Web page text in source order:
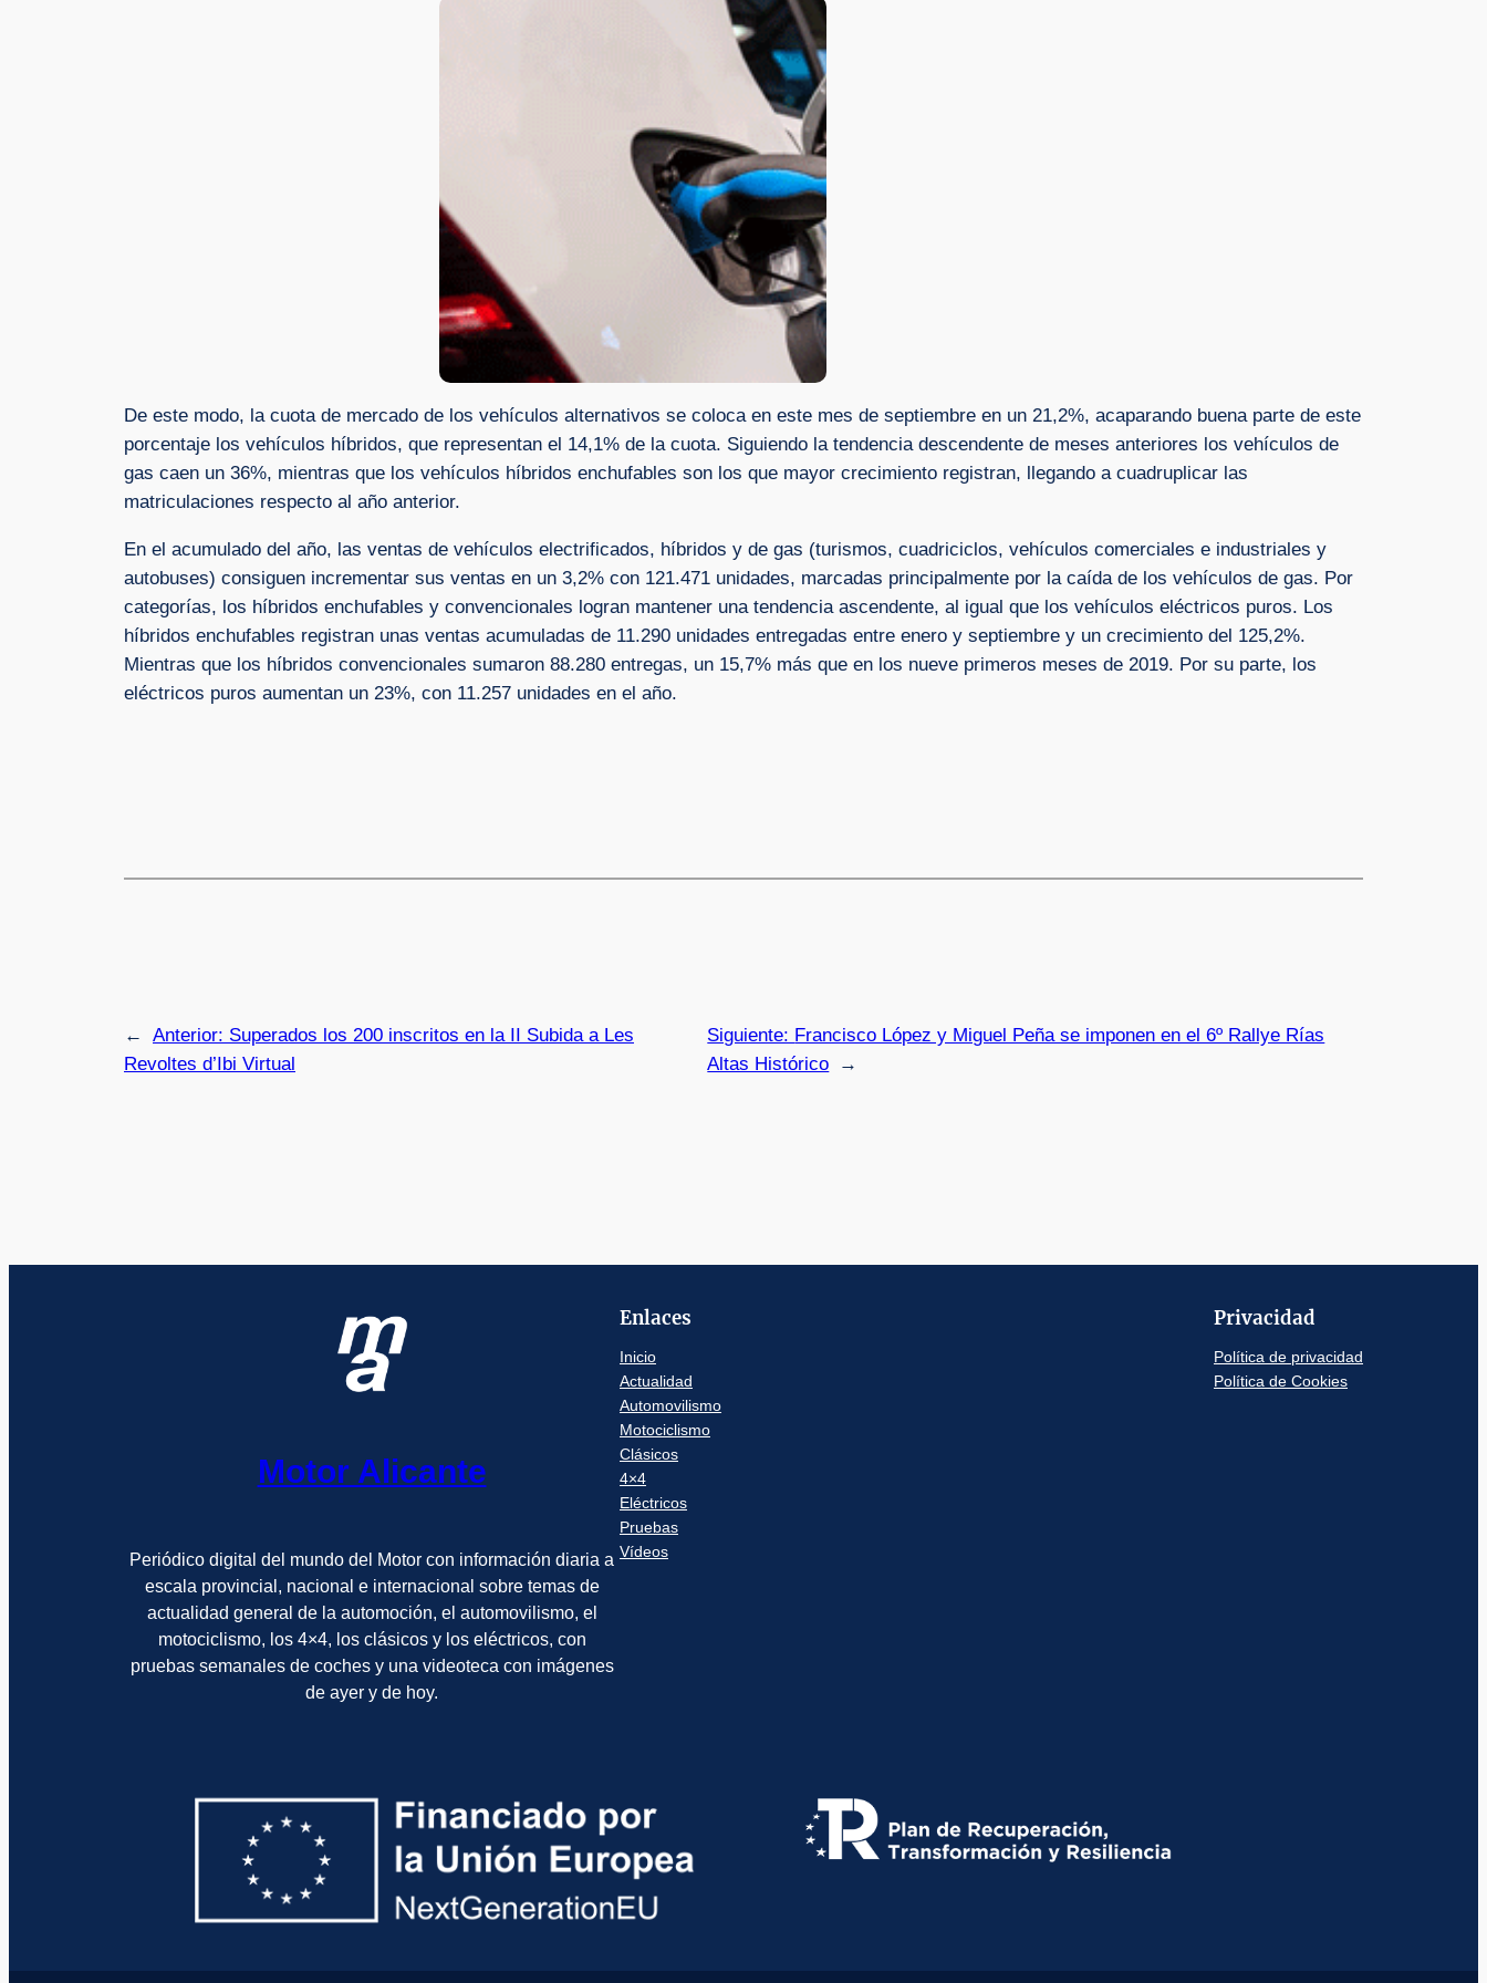
De este modo, la cuota de mercado de los vehículos alternativos se coloca en este mes de septiembre en un 21,2%, acaparando buena parte de este
porcentaje los vehículos híbridos, que representan el 14,1% de la cuota. Siguiendo la tendencia descendente de meses anteriores los vehículos de
gas caen un 36%, mientras que los vehículos híbridos enchufables son los que mayor crecimiento registran, llegando a cuadruplicar las
matriculaciones respecto al año anterior.
En el acumulado del año, las ventas de vehículos electrificados, híbridos y de gas (turismos, cuadriciclos, vehículos comerciales e industriales y
autobuses) consiguen incrementar sus ventas en un 3,2% con 121.471 unidades, marcadas principalmente por la caída de los vehículos de gas. Por
categorías, los híbridos enchufables y convencionales logran mantener una tendencia ascendente, al igual que los vehículos eléctricos puros. Los
híbridos enchufables registran unas ventas acumuladas de 11.290 unidades entregadas entre enero y septiembre y un crecimiento del 125,2%.
Mientras que los híbridos convencionales sumaron 88.280 entregas, un 15,7% más que en los nueve primeros meses de 2019. Por su parte, los
eléctricos puros aumentan un 23%, con 11.257 unidades en el año.
← Anterior: Superados los 200 inscritos en la II Subida a Les
Revoltes d’Ibi Virtual
Siguiente: Francisco López y Miguel Peña se imponen en el 6º Rallye Rías
Altas Histórico
→
Motor Alicante
Periódico digital del mundo del Motor con información diaria a
escala provincial, nacional e internacional sobre temas de
actualidad general de la automoción, el automovilismo, el
motociclismo, los 4×4, los clásicos y los eléctricos, con
pruebas semanales de coches y una videoteca con imágenes
de ayer y de hoy.
Enlaces
Inicio
Actualidad
Automovilismo
Motociclismo
Clásicos
4×4
Eléctricos
Pruebas
Vídeos
Privacidad
Política de privacidad
Política de Cookies